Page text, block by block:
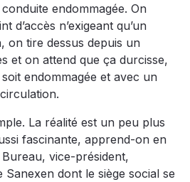
endommagée. On
d’accès n’exigeant qu’un
on tire dessus depuis un
et on attend que ça durcisse,
endommagée et avec un
La réalité est un peu plus
fascinante, apprend-on en
vice-président,
dont le siège social se